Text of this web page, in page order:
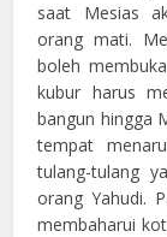
saat Mesias
orang mati.
boleh
kubur harus
bangun hingga
tempat
tulang-tulang
orang Yahudi.
membaharui